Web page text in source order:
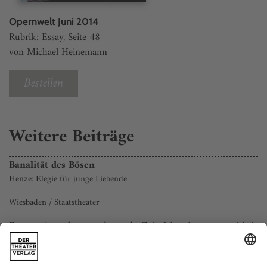
Opernwelt Juni 2014
Rubrik: Essay, Seite 48
von Michael Heinemann
Bestellen
Weitere Beiträge
Banalität des Bösen
Henze: Elegie für junge Liebende
Wiesbaden / Staatstheater
Es war eine schöne, aufregende Zeit: Ich gehörte nun richtig
zu einem andauernd Musik produzierenden Betrieb, konnte
Opernproben und -aufführungen besuchen, so viel ich wollte.